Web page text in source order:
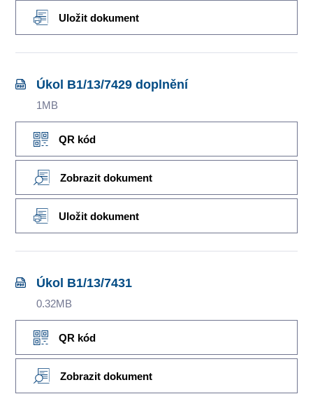
Uložit dokument
Úkol B1/13/7429 doplnění
1MB
QR kód
Zobrazit dokument
Uložit dokument
Úkol B1/13/7431
0.32MB
QR kód
Zobrazit dokument